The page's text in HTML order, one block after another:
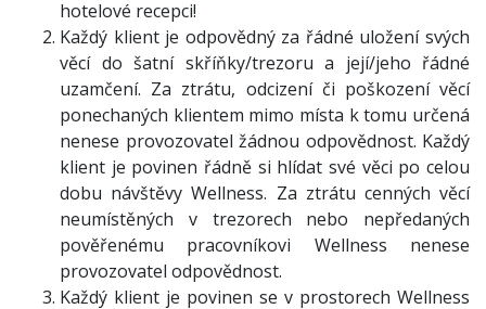
hotelové recepci!
Každý klient je odpovědný za řádné uložení svých
věcí do šatní skříňky/trezoru a její/jeho řádné
uzamčení. Za ztrátu, odcizení či poškození věcí
ponechaných klientem mimo místa k tomu určená
nenese provozovatel žádnou odpovědnost. Každý
klient je povinen řádně si hlídat své věci po celou
dobu návštěvy Wellness. Za ztrátu cenných věcí
neumístěných v trezorech nebo nepředaných
pověřenému pracovníkovi Wellness nenese
provozovatel odpovědnost.
Každý klient je povinen se v prostorech Wellness